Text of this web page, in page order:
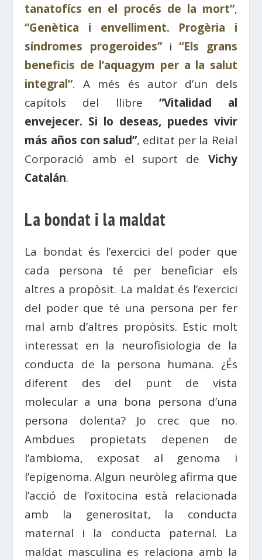
tanatofícs en el procés de la mort”,
“Genètica i envelliment. Progèria i
síndromes progeroides”i“Els grans
beneficis de l’aquagym per a la salut
integral”. A més és autor d’un dels
capítols del llibre “Vitalidad al
envejecer. Si lo deseas, puedes vivir
más años con salud”, editat per la Reial
Corporació amb el suport de Vichy
Catalán.
La bondat i la maldat
La bondat és l’exercici del poder que
cada persona té per beneficiar els
altres a propòsit. La maldat és l’exercici
del poder que té una persona per fer
mal amb d’altres propòsits. Estic molt
interessat en la neurofisiologia de la
conducta de la persona humana. ¿És
diferent des del punt de vista
molecular a una bona persona d’una
persona dolenta? Jo crec que no.
Ambdues propietats depenen de
l’ambioma, exposat al genoma i
l’epigenoma. Algun neuròleg afirma que
l’acció de l’oxitocina està relacionada
amb la generositat, la conducta
maternal i la conducta paternal. La
maldat masculina es relaciona amb la